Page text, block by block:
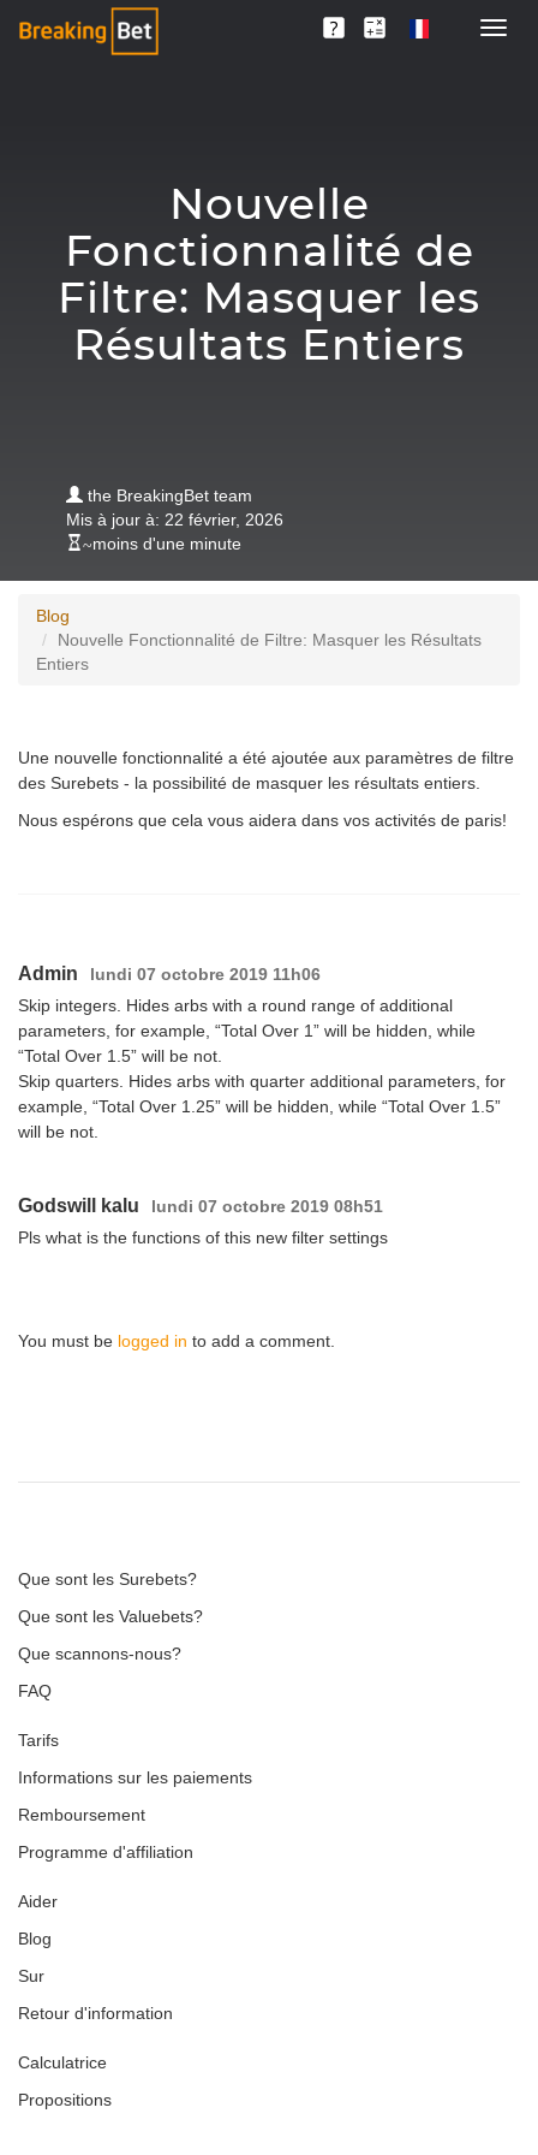
Nouvelle
Fonctionnalité de
Filtre: Masquer les
Résultats Entiers
the BreakingBet team
Mis à jour à: 22 février, 2026
~moins d'une minute
Blog
Nouvelle Fonctionnalité de Filtre: Masquer les Résultats
Entiers
Une nouvelle fonctionnalité a été ajoutée aux paramètres de filtre
des Surebets - la possibilité de masquer les résultats entiers.
Nous espérons que cela vous aidera dans vos activités de paris!
Admin lundi 07 octobre 2019 11h06
Skip integers. Hides arbs with a round range of additional
parameters, for example, “Total Over 1” will be hidden, while
“Total Over 1.5” will be not.
Skip quarters. Hides arbs with quarter additional parameters, for
example, “Total Over 1.25” will be hidden, while “Total Over 1.5”
will be not.
Godswill kalu lundi 07 octobre 2019 08h51
Pls what is the functions of this new filter settings
You must be logged in to add a comment.
Que sont les Surebets?
Que sont les Valuebets?
Que scannons-nous?
FAQ
Tarifs
Informations sur les paiements
Remboursement
Programme d'affiliation
Aider
Blog
Sur
Retour d'information
Calculatrice
Propositions